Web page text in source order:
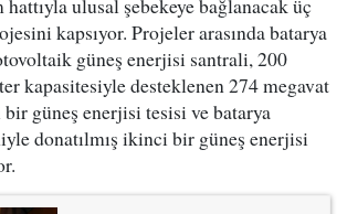
ulusal şebekeye bağlanacak üç
kapsıyor. Projeler arasında batarya
güneş enerjisi santrali, 200
kapasitesiyle desteklenen 274 megavat
güneş enerjisi tesisi ve batarya
donatılmış ikinci bir güneş enerjisi